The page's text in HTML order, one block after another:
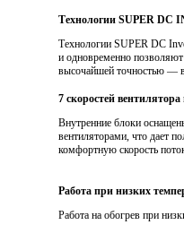
Технологии SUPER DC
Технологии SUPER DC
и одновременно
высочайшей точностью —
7 скоростей
Внутренние блоки
вентиляторами, что дает
комфортную скорость
Работа при низких
Работа на обогрев при